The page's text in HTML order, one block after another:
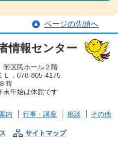
全国統一試験の受験案内を掲載しま
レミアムデーが開催され、手話・
種届いております。ぜひ、足を運
者養成講座を掲載しました。
ページの先頭へ
情報センター
区民ホール２階
Ｌ．078-805-4175
時
年始は休館です
内 行事・講座 相談 その他
サイトマップ